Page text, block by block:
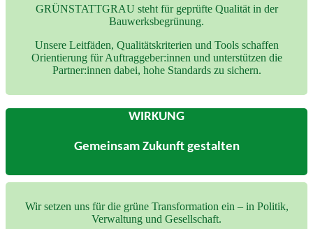
GRÜNSTATTGRAU steht für geprüfte Qualität in der
Bauwerksbegrünung.
Unsere Leitfäden, Qualitätskriterien und Tools schaffen
Orientierung für Auftraggeber:innen und unterstützen die
Partner:innen dabei, hohe Standards zu sichern.
WIRKUNG
Gemeinsam Zukunft gestalten
Wir setzen uns für die grüne Transformation ein – in Politik,
Verwaltung und Gesellschaft.